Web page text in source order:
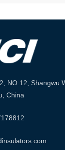
NO.12, Shangwu
China